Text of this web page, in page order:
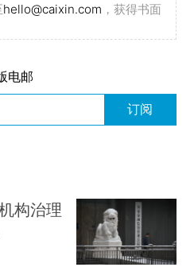
hello@caixin.com ，获得书面
电邮
订阅
构治理